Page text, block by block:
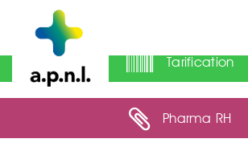
Actualités Annonces Qui sommes-nous ?
Contactez-nous Agenda
Tarification
Pharma RH